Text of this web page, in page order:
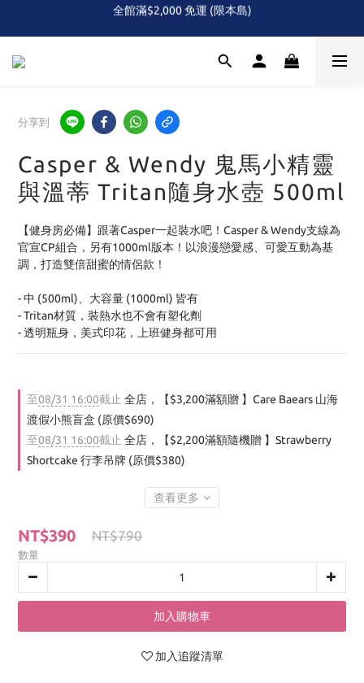
全館滿$2,000 免運 (限本島)
全館滿$2,000 免運 (限本島)
下單即贈！Care Bears 三色熊頭 便利貼組(隨機)
全館滿$2,000 免運 (限本島)
分享到
Casper & Wendy 鬼馬小精靈
與溫蒂 Tritan隨身水壺 500ml
【健身房必備】跟著Casper一起裝水吧！Casper & Wendy支線為
官宣CP組合，另有1000ml版本！以浪漫戀愛感、可愛互動為基
調，打造雙倍甜蜜的情侶款！
- 中 (500ml)、大容量 (1000ml) 皆有
- Tritan材質，裝熱水也不會有塑化劑
- 透明瓶身，美式印花，上班健身都可用
至08/31 16:00截止 全店，【$3,200滿額贈 】Care Baears 山海
渡假小熊盲盒 (原價$690)
至08/31 16:00截止 全店，【$2,200滿額隨機贈 】Strawberry
Shortcake 行李吊牌 (原價$380)
查看更多
NT$390 NT$790
數量
加入購物車
加入追蹤清單